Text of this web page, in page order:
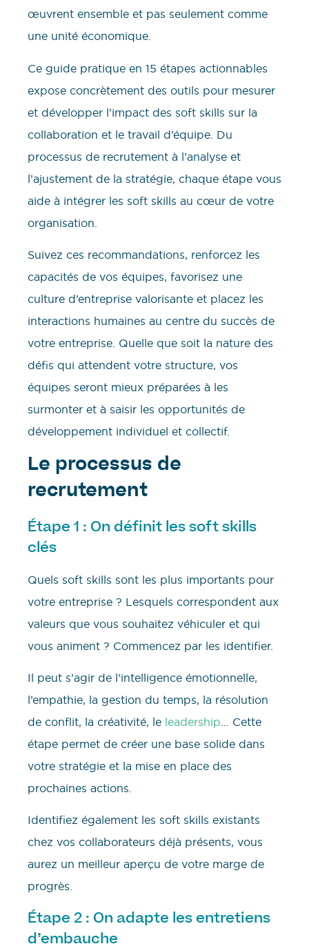
œuvrent ensemble et pas seulement comme
une unité économique.
Ce guide pratique en 15 étapes actionnables
expose concrètement des outils pour mesurer
et développer l’impact des soft skills sur la
collaboration et le travail d’équipe. Du
processus de recrutement à l’analyse et
l’ajustement de la stratégie, chaque étape vous
aide à intégrer les soft skills au cœur de votre
organisation.
Suivez ces recommandations, renforcez les
capacités de vos équipes, favorisez une
culture d’entreprise valorisante et placez les
interactions humaines au centre du succès de
votre entreprise. Quelle que soit la nature des
défis qui attendent votre structure, vos
équipes seront mieux préparées à les
surmonter et à saisir les opportunités de
développement individuel et collectif.
Le processus de
recrutement
Étape 1 : On définit les soft skills
clés
Quels soft skills sont les plus importants pour
votre entreprise ? Lesquels correspondent aux
valeurs que vous souhaitez véhiculer et qui
vous animent ? Commencez par les identifier.
Il peut s’agir de l’intelligence émotionnelle,
l’empathie, la gestion du temps, la résolution
de conflit, la créativité, le leadership … Cette
étape permet de créer une base solide dans
votre stratégie et la mise en place des
prochaines actions.
Identifiez également les soft skills existants
chez vos collaborateurs déjà présents, vous
aurez un meilleur aperçu de votre marge de
progrès.
Étape 2 : On adapte les entretiens
d’embauche